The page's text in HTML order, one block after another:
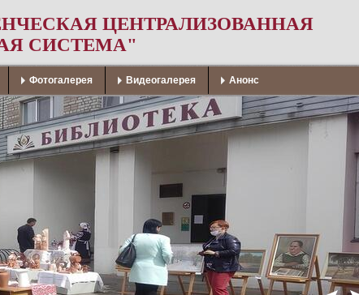
ЦЕНТРАЛИЗОВАННАЯ
СИСТЕМА"
Фотогалерея Видеогалерея Анонс